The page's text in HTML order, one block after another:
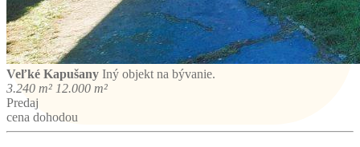
Veľké Kapušany Iný objekt na bývanie.
3.240 m² 12.000 m²
Predaj
cena dohodou